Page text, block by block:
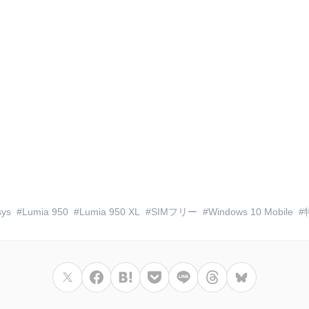
Lumia 950 Lumia 950 XL SIMフリー Windows 10 Mobile